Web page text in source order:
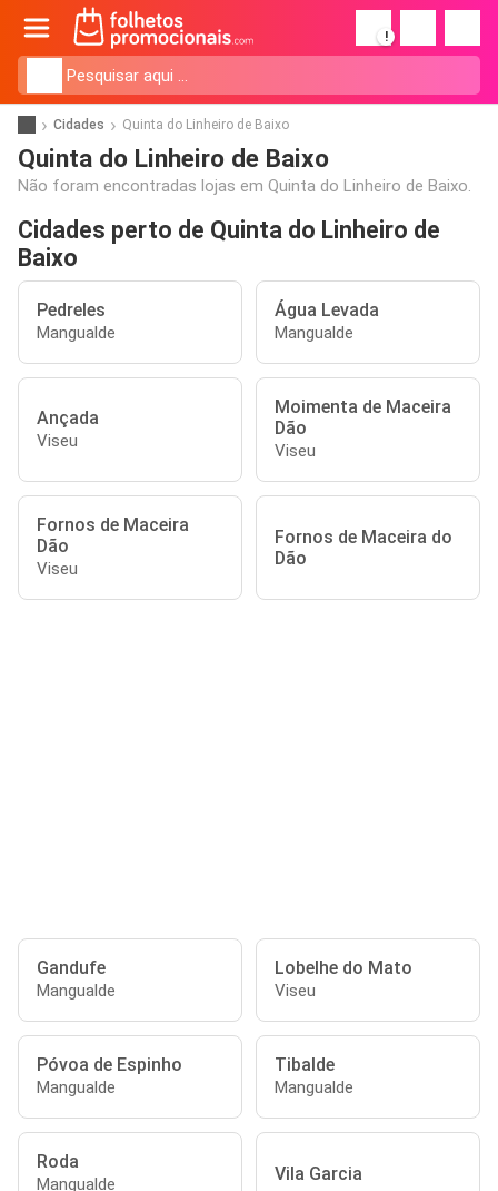
!
Cidades Quinta do Linheiro de Baixo
Quinta do Linheiro de Baixo
Não foram encontradas lojas em Quinta do Linheiro de Baixo.
Cidades perto de Quinta do Linheiro de
Baixo
Pedreles
Mangualde
Água Levada
Mangualde
Ançada
Viseu
Moimenta de Maceira
Dão
Viseu
Fornos de Maceira
Dão
Viseu
Fornos de Maceira do
Dão
Gandufe
Mangualde
Lobelhe do Mato
Viseu
Póvoa de Espinho
Mangualde
Tibalde
Mangualde
Roda
Mangualde Vila Garcia